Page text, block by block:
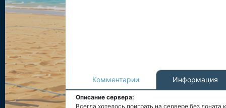
Комментарии Информация
Описание сервера:
Всегда хотелось поиграть на сервере без